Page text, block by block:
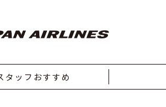
タッフおすすめ